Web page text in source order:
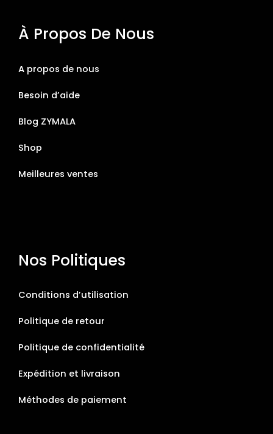
À Propos De Nous
A propos de nous
Besoin d’aide
Blog ZYMALA
Shop
Meilleures ventes
Nos Politiques
Conditions d’utilisation
Politique de retour
Politique de confidentialité
Expédition et livraison
Méthodes de paiement